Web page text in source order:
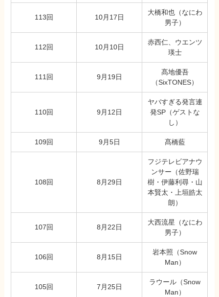
113回 10月17日
大橋和也（なにわ
男子）
112回 10月10日
赤西仁、ウエンツ
瑛士
111回 9月19日
髙地優吾
（SixTONES）
110回 9月12日
ヤバすぎる発言連
発SP（ゲストな
し）
109回 9月5日 髙橋藍
108回 8月29日
フジテレビアナウ
ンサー（佐野瑞
樹・伊藤利尋・山
本賢太・上垣皓太
朗）
107回 8月22日
大西流星（なにわ
男子）
106回 8月15日
岩本照（Snow
Man）
105回 7月25日
ラウール（Snow
Man）